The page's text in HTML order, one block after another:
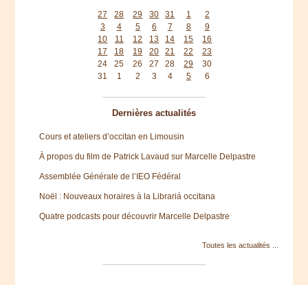
27
28 29 30 31 1
2
3
4 5 6 7 8
9
10
11 12 13 14 15
16
17
18 19 20 21 22
23
24
25 26 27 28 29
30
31
1 2 3 4 5 6
Dernières actualités
Cours et ateliers d’occitan en Limousin
À propos du film de Patrick Lavaud sur Marcelle Delpastre
Assemblée Générale de l’IEO Fédéral
Noël : Nouveaux horaires à la Librariá occitana
Quatre podcasts pour découvrir Marcelle Delpastre
Toutes les actualités ...